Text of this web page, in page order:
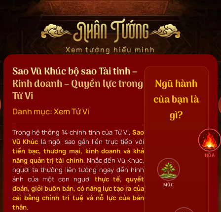
Nhân Tướng
Xem tướng hiểu mình
Sao Vũ Khúc bộ sao Tài tinh –
Kinh doanh – Quyền lực trong
Tử Vi
Danh mục:Xem Tử Vi
Trong hệ thống 14 chính tinh của Tử Vi, Sao
Vũ Khúc là ngôi sao gắn liền trực tiếp với
tiền bạc, thương mại, kinh doanh và khả
năng quản trị tài chính. Nhắc đến Vũ Khúc,
người ta thường liên tưởng ngay đến hình
ảnh của một con người thực tế, quyết
đoán, giỏi buôn bán, có năng lực tạo ra của
cải bằng chính trí tuệ và nỗ lực của bản
thân.
Ngũ hành
của bạn là
gì?
HỎA
MỘC